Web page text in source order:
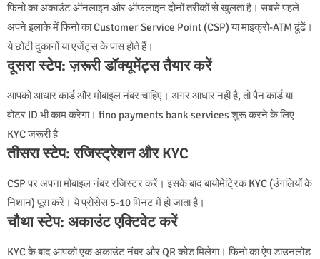
फिनो का अकाउंट ऑनलाइन और ऑफलाइन दोनों तरीकों से खुलता है। सबसे पहले
अपने इलाके में फिनो का Customer Service Point (CSP) या माइक्रो-ATM ढूंढें।
ये छोटी दुकानों या एजेंट्स के पास होते हैं।
दूसरा स्टेप: ज़रूरी डॉक्यूमेंट्स तैयार करें
आपको आधार कार्ड और मोबाइल नंबर चाहिए। अगर आधार नहीं है, तो पैन कार्ड या
वोटर ID भी काम करेगा। fino payments bank services शुरू करने के लिए
KYC जरूरी है
तीसरा स्टेप: रजिस्ट्रेशन और KYC
CSP पर अपना मोबाइल नंबर रजिस्टर करें। इसके बाद बायोमेट्रिक KYC (उंगलियों के
निशान) पूरा करें। ये प्रोसेस 5-10 मिनट में हो जाता है।
चौथा स्टेप: अकाउंट एक्टिवेट करें
KYC के बाद आपको एक अकाउंट नंबर और QR कोड मिलेगा। फिनो का ऐप डाउनलोड